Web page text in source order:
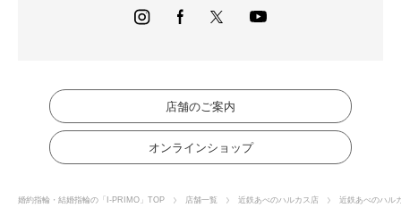
店舗のご案内
オンラインショップ
婚約指輪・結婚指輪の「I-PRIMO」TOP 店舗一覧 近鉄あべのハルカス店 近鉄あべのハル